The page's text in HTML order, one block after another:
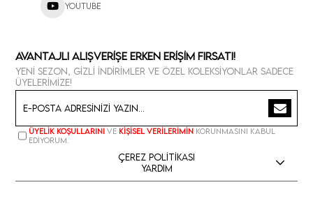
Youtube
Avantajlı Alışverişe Erken Erişim Fırsatı!
Yeni sezon, gizli indirimler ve özel koleksiyonlar sadece
üyelerimize!
Üyelik koşullarını ve kişisel verilerimin korunmasını kabul
ediyorum.
Çerez Politikası
Yardım